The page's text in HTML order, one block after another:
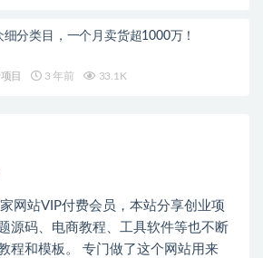
细分类目，一个月卖货超1000万！
目 3 年前 33.1K
网站VIP付费会员，本站分享创业项
源码、电商教程、工具软件等也不断
程和模板。 专门做了这个网站用来